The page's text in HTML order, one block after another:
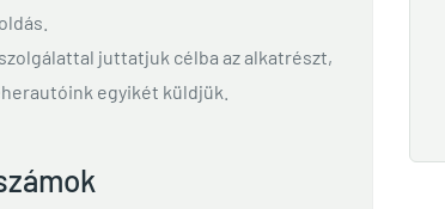
juttatjuk célba az alkatrészt,
egyikét küldjük.